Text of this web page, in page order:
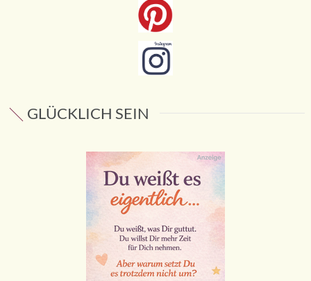
GLÜCKLICH SEIN